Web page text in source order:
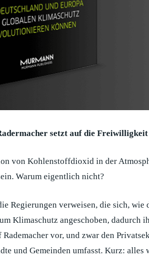
setzt auf die
von Kohlenstoffdioxid in der
Warum eigentlich nicht?
Regierungen verweisen, die sich,
Klimaschutz angeschoben, dadurch
vor, und zwar den
und Gemeinden umfasst. Kurz: